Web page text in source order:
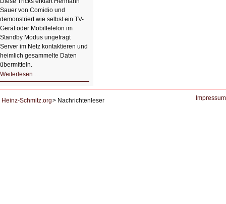
Sauer von Comidio und
demonstriert wie selbst ein TV-
Gerät oder Mobiltelefon im
Standby Modus ungefragt
Server im Netz kontaktieren und
heimlich gesammelte Daten
übermitteln.
Weiterlesen …
DNS
Heinz-Schmitz.org
Nachrichtenleser Impressum